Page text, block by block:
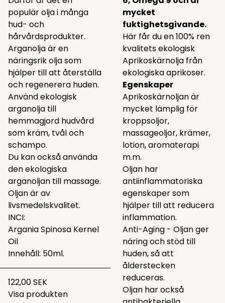
populär olja i många
hud- och
hårvårdsprodukter.
Arganolja är en
näringsrik olja som
hjälper till att återställa
och regenerera huden.
Använd ekologisk
arganolja till
hemmagjord hudvård
som kräm, tvål och
schampo.
Du kan också använda
den ekologiska
arganoljan till massage.
Oljan är av
livsmedelskvalitet.
INCI:
Argania Spinosa Kernel
Oil
Innehåll: 50ml.
122,00 SEK
Visa produkten
mycket
fuktighetsgivande.
Här får du en 100% ren
kvalitets ekologisk
Aprikoskärnolja från
ekologiska aprikoser.
Egenskaper
Aprikoskärnoljan är
mycket lämplig för
kroppsoljor,
massageoljor, krämer,
lotion, aromaterapi
m.m.
Oljan har
antiinflammatoriska
egenskaper som
hjälper till att reducera
inflammation.
Anti-Aging - Oljan ger
näring och stöd till
huden, så att
ålderstecken
reduceras.
Oljan har också